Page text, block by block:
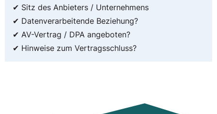
✔ Sitz des Anbieters / Unternehmens
✔ Datenverarbeitende Beziehung?
✔ AV-Vertrag / DPA angeboten?
✔ Hinweise zum Vertragsschluss?